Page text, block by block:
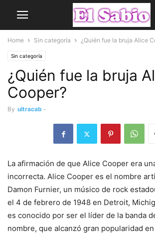
Home Sin categoría ¿Quién fue la bruja Alice
Sin categoría
¿Quién fue la bruja
Cooper?
By ultracab -
La afirmación de que Alice Cooper era
incorrecta. Alice Cooper es el nombre
Damon Furnier, un músico de rock
el 4 de febrero de 1948 en Detroit,
es conocido por ser el líder de la banda
nombre, que alcanzó gran popularidad